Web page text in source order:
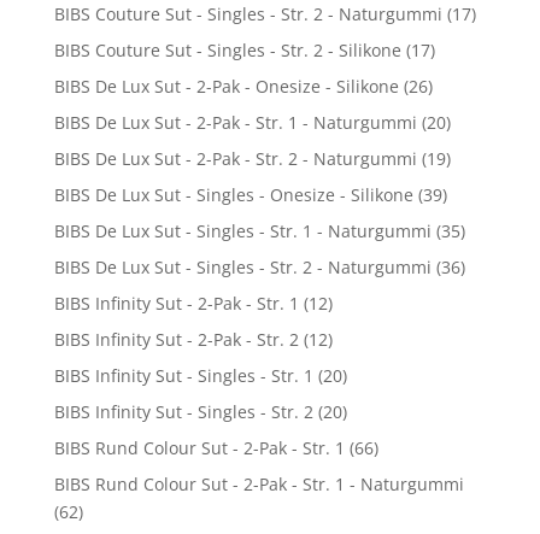
BIBS Couture Sut - Singles - Str. 2 - Naturgummi (17)
BIBS Couture Sut - Singles - Str. 2 - Silikone (17)
BIBS De Lux Sut - 2-Pak - Onesize - Silikone (26)
BIBS De Lux Sut - 2-Pak - Str. 1 - Naturgummi (20)
BIBS De Lux Sut - 2-Pak - Str. 2 - Naturgummi (19)
BIBS De Lux Sut - Singles - Onesize - Silikone (39)
BIBS De Lux Sut - Singles - Str. 1 - Naturgummi (35)
BIBS De Lux Sut - Singles - Str. 2 - Naturgummi (36)
BIBS Infinity Sut - 2-Pak - Str. 1 (12)
BIBS Infinity Sut - 2-Pak - Str. 2 (12)
BIBS Infinity Sut - Singles - Str. 1 (20)
BIBS Infinity Sut - Singles - Str. 2 (20)
BIBS Rund Colour Sut - 2-Pak - Str. 1 (66)
BIBS Rund Colour Sut - 2-Pak - Str. 1 - Naturgummi
(62)